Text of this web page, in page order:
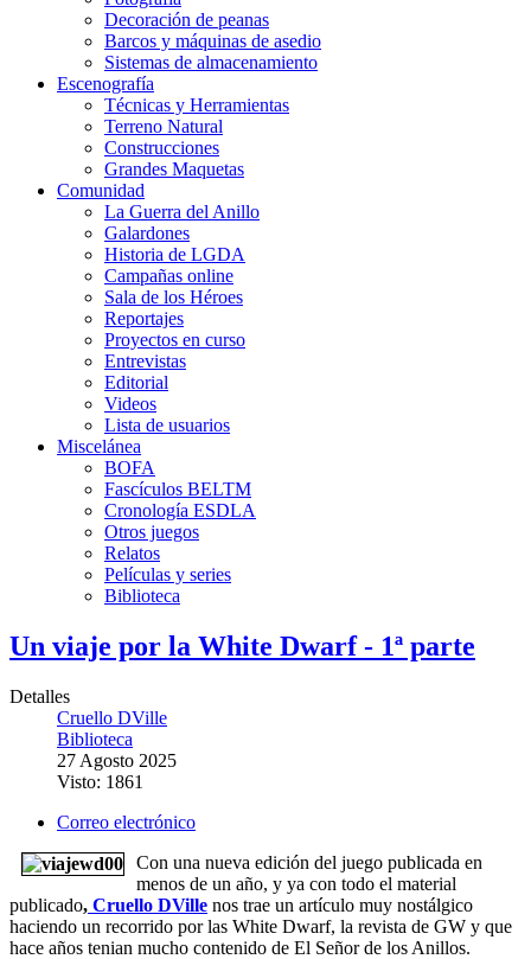
Decoración de peanas
Barcos y máquinas de asedio
Sistemas de almacenamiento
Escenografía
Técnicas y Herramientas
Terreno Natural
Construcciones
Grandes Maquetas
Comunidad
La Guerra del Anillo
Galardones
Historia de LGDA
Campañas online
Sala de los Héroes
Reportajes
Proyectos en curso
Entrevistas
Editorial
Videos
Lista de usuarios
Miscelánea
BOFA
Fascículos BELTM
Cronología ESDLA
Otros juegos
Relatos
Películas y series
Biblioteca
Un viaje por la White Dwarf - 1ª parte
Detalles
Cruello DVille
Biblioteca
27 Agosto 2025
Visto: 1861
Correo electrónico
Con una nueva edición del juego publicada en
menos de un año, y ya con todo el material
publicado, Cruello DVille nos trae un artículo muy nostálgico
haciendo un recorrido por las White Dwarf, la revista de GW y que
hace años tenian mucho contenido de El Señor de los Anillos.